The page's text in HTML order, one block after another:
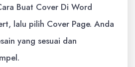
Buat Cover Di Word
lalu pilih Cover Page. Anda
yang sesuai dan